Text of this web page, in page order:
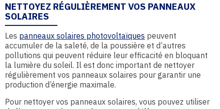
NETTOYEZ RÉGULIÈREMENT VOS PANNEAUX
SOLAIRES
Les panneaux solaires photovoltaïques peuvent
accumuler de la saleté, de la poussière et d’autres
pollutions qui peuvent réduire leur efficacité en bloquant
la lumière du soleil. Il est donc important de nettoyer
régulièrement vos panneaux solaires pour garantir une
production d’énergie maximale.
Pour nettoyer vos panneaux solaires, vous pouvez utiliser